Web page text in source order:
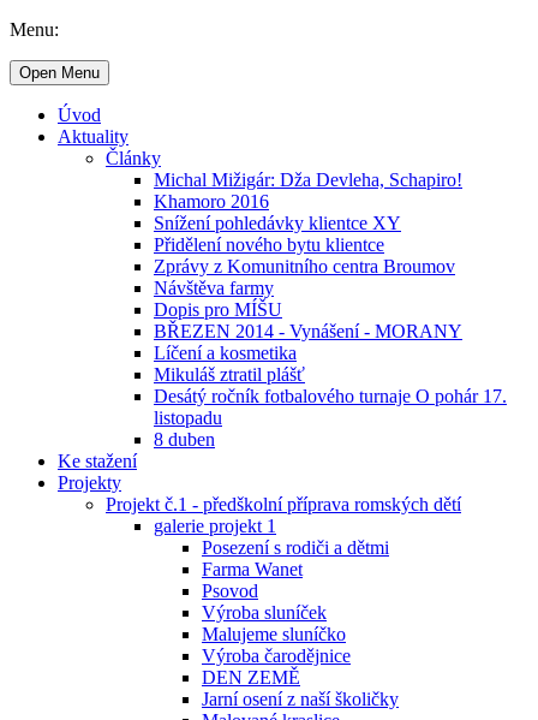
Menu:
Open Menu
Úvod
Aktuality
Články
Michal Mižigár: Dža Devleha, Schapiro!
Khamoro 2016
Snížení pohledávky klientce XY
Přidělení nového bytu klientce
Zprávy z Komunitního centra Broumov
Návštěva farmy
Dopis pro MÍŠU
BŘEZEN 2014 - Vynášení - MORANY
Líčení a kosmetika
Mikuláš ztratil plášť
Desátý ročník fotbalového turnaje O pohár 17.
listopadu
8 duben
Ke stažení
Projekty
Projekt č.1 - předškolní příprava romských dětí
galerie projekt 1
Posezení s rodiči a dětmi
Farma Wanet
Psovod
Výroba sluníček
Malujeme sluníčko
Výroba čarodějnice
DEN ZEMĚ
Jarní osení z naší školičky